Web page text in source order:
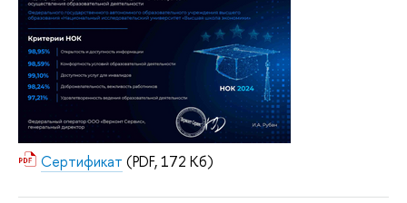
Сертификат (PDF, 172 Кб)